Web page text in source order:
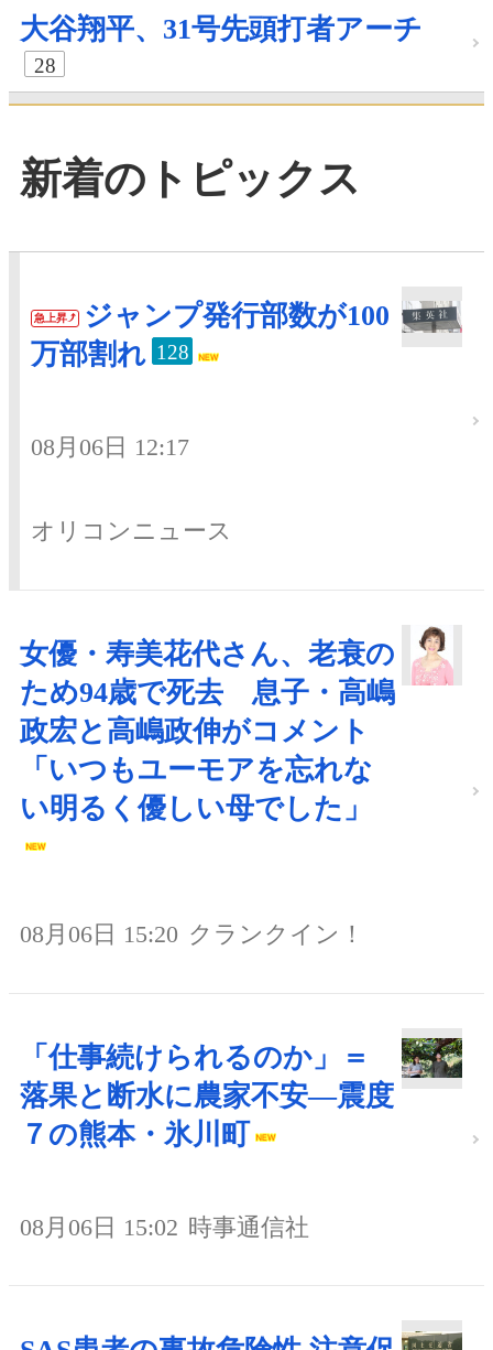
大谷翔平、31号先頭打者アーチ
28
新着のトピックス
急上昇
ジャンプ発行部数が100
万部割れ 128
08月06日 12:17
オリコンニュース
女優・寿美花代さん、老衰の
ため94歳で死去 息子・高嶋
政宏と高嶋政伸がコメント
「いつもユーモアを忘れな
い明るく優しい母でした」
08月06日 15:20 クランクイン！
「仕事続けられるのか」＝
落果と断水に農家不安―震度
７の熊本・氷川町
08月06日 15:02 時事通信社